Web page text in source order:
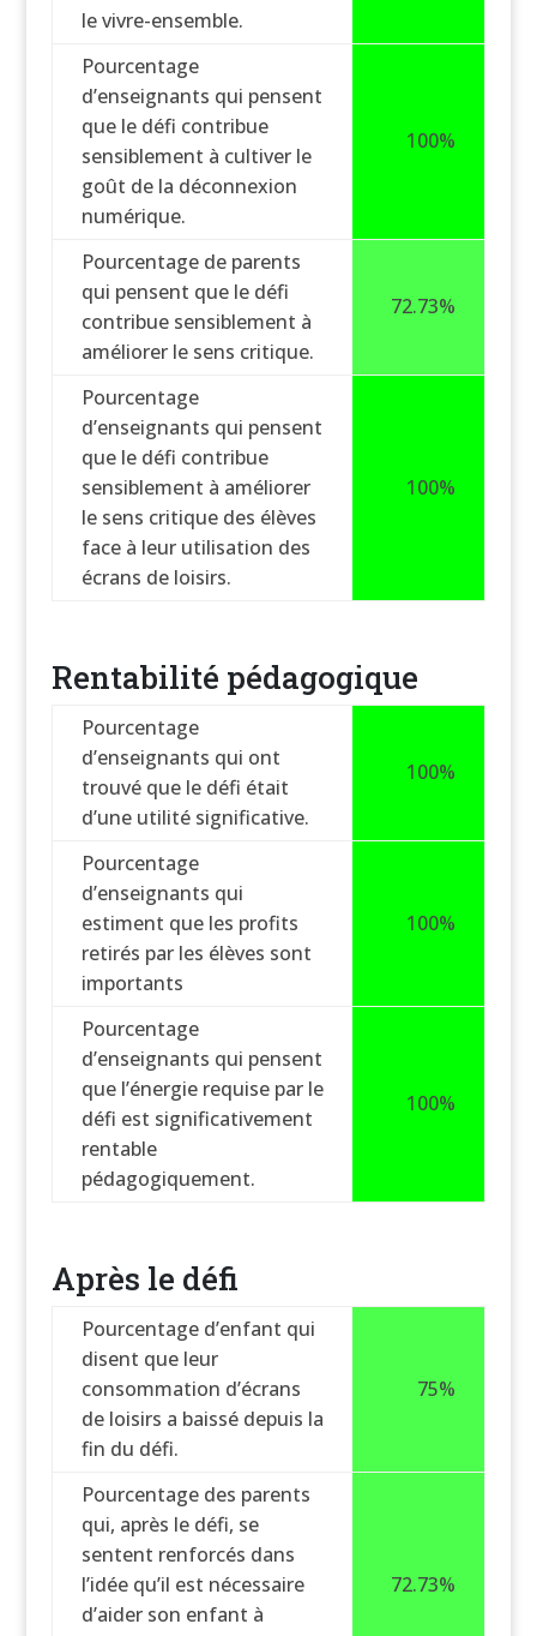
le vivre-ensemble.
Pourcentage
d’enseignants qui pensent
que le défi contribue
sensiblement à cultiver le
goût de la déconnexion
numérique.
100%
Pourcentage de parents
qui pensent que le défi
contribue sensiblement à
améliorer le sens critique.
72.73%
Pourcentage
d’enseignants qui pensent
que le défi contribue
sensiblement à améliorer
le sens critique des élèves
face à leur utilisation des
écrans de loisirs.
100%
Rentabilité pédagogique
Pourcentage
d’enseignants qui ont
trouvé que le défi était
d’une utilité significative.
100%
Pourcentage
d’enseignants qui
estiment que les profits
retirés par les élèves sont
importants
100%
Pourcentage
d’enseignants qui pensent
que l’énergie requise par le
défi est significativement
rentable
pédagogiquement.
100%
Après le défi
Pourcentage d’enfant qui
disent que leur
consommation d’écrans
de loisirs a baissé depuis la
fin du défi.
75%
Pourcentage des parents
qui, après le défi, se
sentent renforcés dans
l’idée qu’il est nécessaire
d’aider son enfant à
72.73%